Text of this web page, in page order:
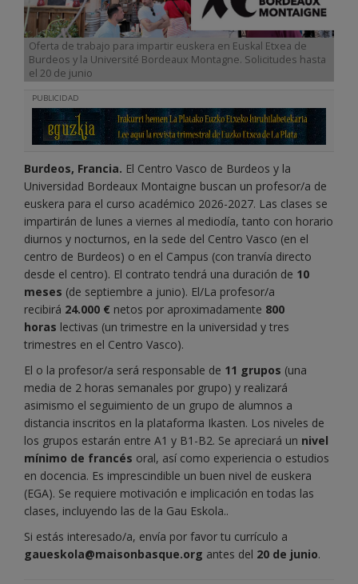
Oferta de trabajo para impartir euskera en Euskal Etxea de
Burdeos y la Université Bordeaux Montagne. Solicitudes hasta
el 20 de junio
PUBLICIDAD
Burdeos, Francia. El Centro Vasco de Burdeos y la
Universidad Bordeaux Montaigne buscan un profesor/a de
euskera para el curso académico 2026-2027. Las clases se
impartirán de lunes a viernes al mediodía, tanto con horario
diurnos y nocturnos, en la sede del Centro Vasco (en el
centro de Burdeos) o en el Campus (con tranvía directo
desde el centro). El contrato tendrá una duración de 10
meses (de septiembre a junio). El/La profesor/a
recibirá 24.000 € netos por aproximadamente 800
horas lectivas (un trimestre en la universidad y tres
trimestres en el Centro Vasco).
El o la profesor/a será responsable de 11 grupos (una
media de 2 horas semanales por grupo) y realizará
asimismo el seguimiento de un grupo de alumnos a
distancia inscritos en la plataforma Ikasten. Los niveles de
los grupos estarán entre A1 y B1-B2. Se apreciará un nivel
mínimo de francés oral, así como experiencia o estudios
en docencia. Es imprescindible un buen nivel de euskera
(EGA). Se requiere motivación e implicación en todas las
clases, incluyendo las de la Gau Eskola..
Si estás interesado/a, envía por favor tu currículo a
gaueskola@maisonbasque.org antes del 20 de junio.